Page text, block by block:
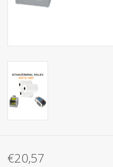
Matériel d'emballage
Fournitures de bureau
Produits Covid-19
€20,57